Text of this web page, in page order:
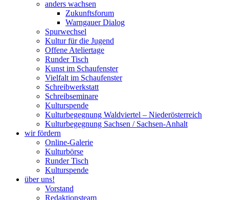
anders wachsen
Zukunftsforum
Warngauer Dialog
Spurwechsel
Kultur für die Jugend
Offene Ateliertage
Runder Tisch
Kunst im Schaufenster
Vielfalt im Schaufenster
Schreibwerkstatt
Schreibseminare
Kulturspende
Kulturbegegnung Waldviertel – Niederösterreich
Kulturbegegnung Sachsen / Sachsen-Anhalt
wir fördern
Online-Galerie
Kulturbörse
Runder Tisch
Kulturspende
über uns!
Vorstand
Redaktionsteam